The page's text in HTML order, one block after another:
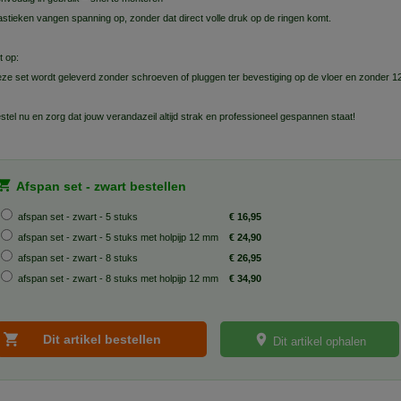
vangen spanning op, zonder dat direct volle druk op de ringen komt.
op:
set wordt geleverd zonder schroeven of pluggen ter bevestiging op de vloer en zonder
nu en zorg dat jouw verandazeil altijd strak en professioneel gespannen staat!
Afspan set - zwart bestellen
afspan set - zwart - 5 stuks
€ 16,95
afspan set - zwart - 5 stuks met holpijp 12 mm
€ 24,90
afspan set - zwart - 8 stuks
€ 26,95
afspan set - zwart - 8 stuks met holpijp 12 mm
€ 34,90
Dit artikel ophalen